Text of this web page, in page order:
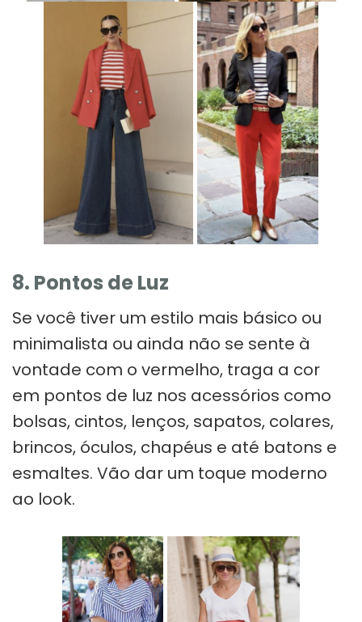
8. Pontos de Luz
Se você tiver um estilo mais básico ou
minimalista ou ainda não se sente à
vontade com o vermelho, traga a cor
em pontos de luz nos acessórios como
bolsas, cintos, lenços, sapatos, colares,
brincos, óculos, chapéus e até batons e
esmaltes. Vão dar um toque moderno
ao look.